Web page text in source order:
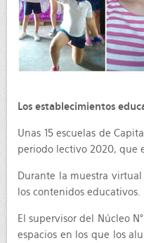
Los establecimientos
Unas 15 escuelas de
periodo lectivo 2020, que
Durante la muestra
los contenidos educativos.
El supervisor del Núcleo
espacios en los que los